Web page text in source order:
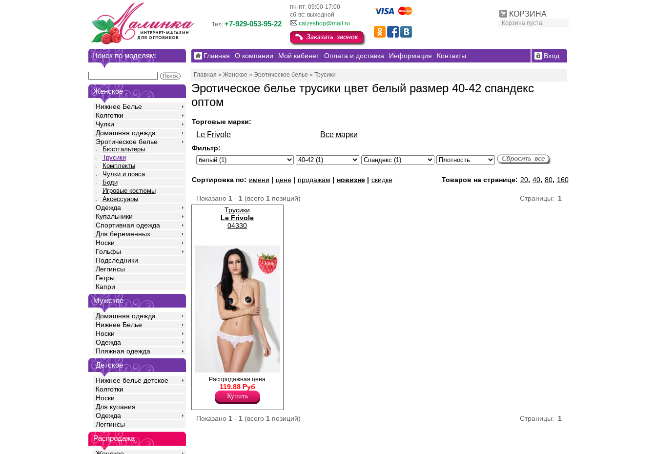
КОРЗИНА
Корзина пуста.
пн-пт: 09:00-17:00
сб-вс: выходной
Тел: +7-929-053-95-22 calzeshop@mail.ru
Поиск по моделям:
Женское
Нижнее Белье
Колготки
Чулки
Домашняя одежда
Эротическое белье
Бюстгальтеры
Трусики
Комплекты
Чулки и пояса
Боди
Игровые костюмы
Аксессуары
Одежда
Купальники
Спортивная одежда
Для беременных
Носки
Гольфы
Подследники
Леггинсы
Гетры
Капри
Мужское
Домашняя одежда
Нижнее Белье
Носки
Одежда
Пляжная одежда
Детское
Нижнее белье детское
Колготки
Носки
Для купания
Одежда
Леггинсы
Распродажа
Главная О компании Мой кабинет Оплата и доставка Информация Контакты Вход
Главная » Женское » Эротическое белье » Трусики
Эротическое белье трусики цвет белый размер 40-42 спандекс
оптом
Торговые марки:
Le Frivole Все марки
Фильтр:
Сортировка по: имени | цене| продажам | новизне| скидке Товаров на странице: 20, 40, 80, 160
Страницы: 1
Показано 1- 1(всего 1позиций)
Трусики
Le Frivole
04330
Соблазнительные трусики с открытым
доступом и нежной юбочкой.
−70%
Распродажная цена
119.88 Руб
Купить
Страницы: 1
Показано 1- 1(всего 1позиций)